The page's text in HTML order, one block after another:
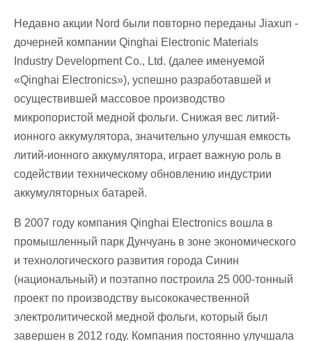
Недавно акции Nord были повторно переданы Jiaxun -
дочерней компании Qinghai Electronic Materials
Industry Development Co., Ltd. (далее именуемой
«Qinghai Electronics»), успешно разработавшей и
осуществившей массовое производство
микропористой медной фольги. Снижая вес литий-
ионного аккумулятора, значительно улучшая емкость
литий-ионного аккумулятора, играет важную роль в
содействии техническому обновлению индустрии
аккумуляторных батарей.
В 2007 году компания Qinghai Electronics вошла в
промышленный парк Дунчуань в зоне экономического
и технологического развития города Синин
(национальный) и поэтапно построила 25 000-тонный
проект по производству высококачественной
электролитической медной фольги, который был
завершен в 2012 году. Компания постоянно улучшала